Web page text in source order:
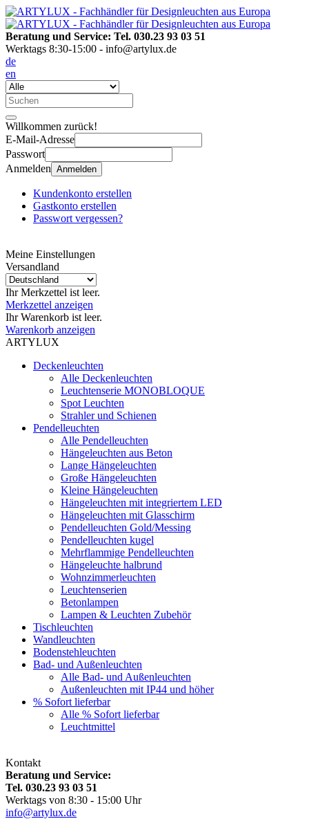
Beratung und Service: Tel. 030.23 93 03 51
Werktags 8:30-15:00 - info@artylux.de
de
en
Willkommen zurück!
E-Mail-Adresse
Passwort
Anmelden Anmelden
Kundenkonto erstellen
Gastkonto erstellen
Passwort vergessen?
Meine Einstellungen
Versandland
Ihr Merkzettel ist leer.
Merkzettel anzeigen
Ihr Warenkorb ist leer.
Warenkorb anzeigen
ARTYLUX
Deckenleuchten
Alle Deckenleuchten
Leuchtenserie MONOBLOQUE
Spot Leuchten
Strahler und Schienen
Pendelleuchten
Alle Pendelleuchten
Hängeleuchten aus Beton
Lange Hängeleuchten
Große Hängeleuchten
Kleine Hängeleuchten
Hängeleuchten mit integriertem LED
Hängeleuchten mit Glasschirm
Pendelleuchten Gold/Messing
Pendelleuchten kugel
Mehrflammige Pendelleuchten
Hängeleuchte halbrund
Wohnzimmerleuchten
Leuchtenserien
Betonlampen
Lampen & Leuchten Zubehör
Tischleuchten
Wandleuchten
Bodenstehleuchten
Bad- und Außenleuchten
Alle Bad- und Außenleuchten
Außenleuchten mit IP44 und höher
% Sofort lieferbar
Alle % Sofort lieferbar
Leuchtmittel
Kontakt
Beratung und Service:
Tel. 030.23 93 03 51
Werktags von 8:30 - 15:00 Uhr
info@artylux.de